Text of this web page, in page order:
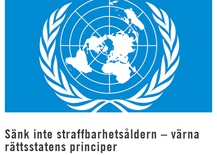
Sänk inte straffbarhetsåldern – värna
rättsstatens principer